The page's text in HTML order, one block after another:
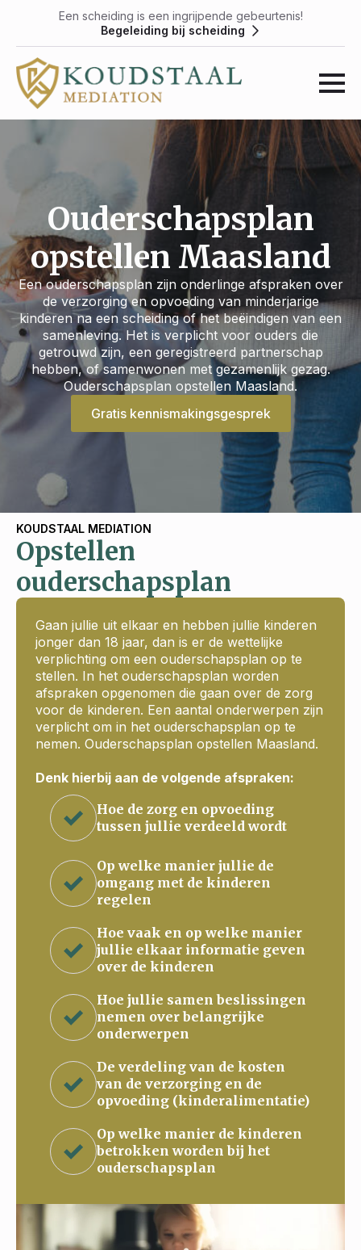
Een scheiding is een ingrijpende gebeurtenis!
Begeleiding bij scheiding
Ouderschapsplan
opstellen Maasland
Een ouderschapsplan zijn onderlinge afspraken over
de verzorging en opvoeding van minderjarige
kinderen na een scheiding of het beëindigen van een
samenleving. Het is verplicht voor ouders die
getrouwd zijn, een geregistreerd partnerschap
hebben, of samenwonen met gezamenlijk gezag.
Ouderschapsplan opstellen Maasland.
Gratis kennismakingsgesprek
KOUDSTAAL MEDIATION
Opstellen
ouderschapsplan
Gaan jullie uit elkaar en hebben jullie kinderen
jonger dan 18 jaar, dan is er de wettelijke
verplichting om een ouderschapsplan op te
stellen. In het ouderschapsplan worden
afspraken opgenomen die gaan over de zorg
voor de kinderen. Een aantal onderwerpen zijn
verplicht om in het ouderschapsplan op te
nemen. Ouderschapsplan opstellen Maasland.
Denk hierbij aan de volgende afspraken:
Hoe de zorg en opvoeding
tussen jullie verdeeld wordt
Op welke manier jullie de
omgang met de kinderen
regelen
Hoe vaak en op welke manier
jullie elkaar informatie geven
over de kinderen
Hoe jullie samen beslissingen
nemen over belangrijke
onderwerpen
De verdeling van de kosten
van de verzorging en de
opvoeding (kinderalimentatie)
Op welke manier de kinderen
betrokken worden bij het
ouderschapsplan